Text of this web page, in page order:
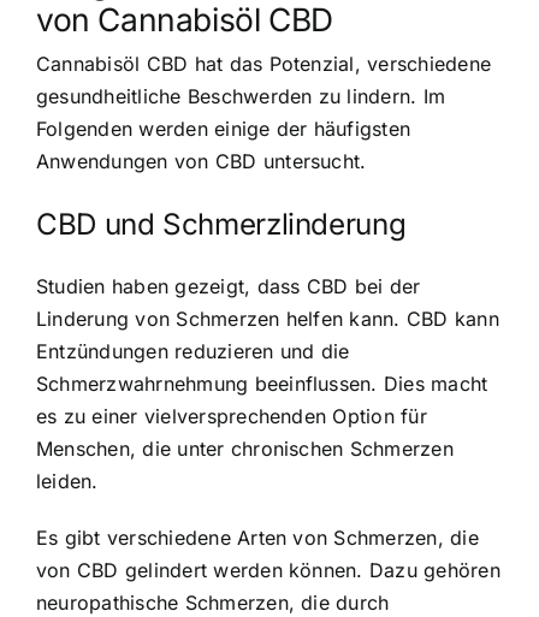
von Cannabisöl CBD
Cannabisöl CBD hat das Potenzial, verschiedene
gesundheitliche Beschwerden zu lindern. Im
Folgenden werden einige der häufigsten
Anwendungen von CBD untersucht.
CBD und Schmerzlinderung
Studien haben gezeigt, dass CBD bei der
Linderung von Schmerzen helfen kann. CBD kann
Entzündungen reduzieren und die
Schmerzwahrnehmung beeinflussen. Dies macht
es zu einer vielversprechenden Option für
Menschen, die unter chronischen Schmerzen
leiden.
Es gibt verschiedene Arten von Schmerzen, die
von CBD gelindert werden können. Dazu gehören
neuropathische Schmerzen, die durch